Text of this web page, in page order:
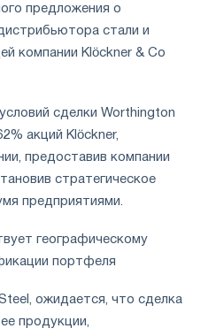
предложения о
стали и
компании Klöckner & Co
сделки Worthington
акций Klöckner,
предоставив компании
стратегическое
предприятиями.
географическому
портфеля
ожидается, что сделка
продукции,